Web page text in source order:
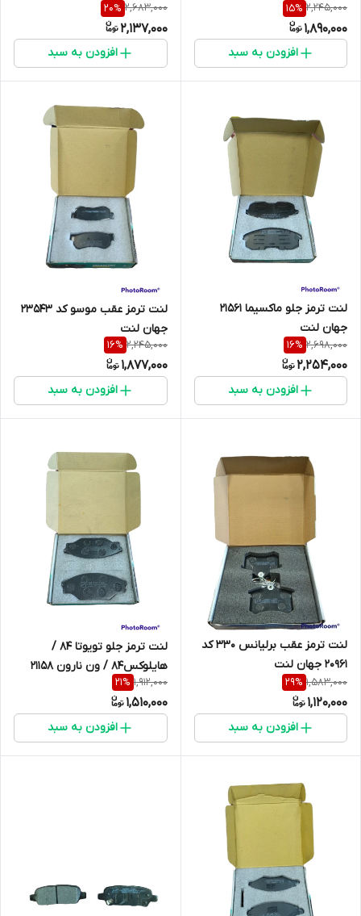
2,245,000
15%
1,890,000
افزودن به سبد
2,683,000
20%
2,137,000
افزودن به سبد
لنت ترمز جلو ماکسیما 21561
جهان لنت
2,698,000
16%
2,254,000
افزودن به سبد
لنت ترمز عقب موسو کد 23543
جهان لنت
2,245,000
16%
1,877,000
افزودن به سبد
لنت ترمز عقب برلیانس 330 کد
20961 جهان لنت
1,583,000
29%
1,120,000
افزودن به سبد
لنت ترمز جلو تویوتا 84 /
هایلوکس84 / ون نارون 21158
جهان لنت
1,912,000
21%
1,510,000
افزودن به سبد